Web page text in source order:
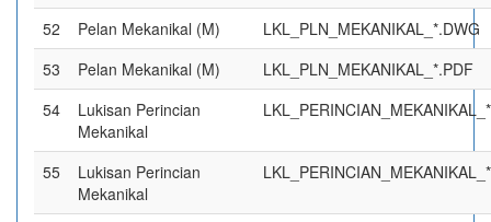
52 Pelan Mekanikal (M)
LKL_PLN_MEKANIKAL_*.DWG
53
Pelan Mekanikal (M)
LKL_PLN_MEKANIKAL_*.PDF
54
Lukisan Perincian
Mekanikal
55
Lukisan Perincian
Mekanikal